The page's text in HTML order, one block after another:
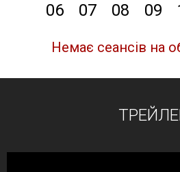
06
07 08 09
Немає сеансів на